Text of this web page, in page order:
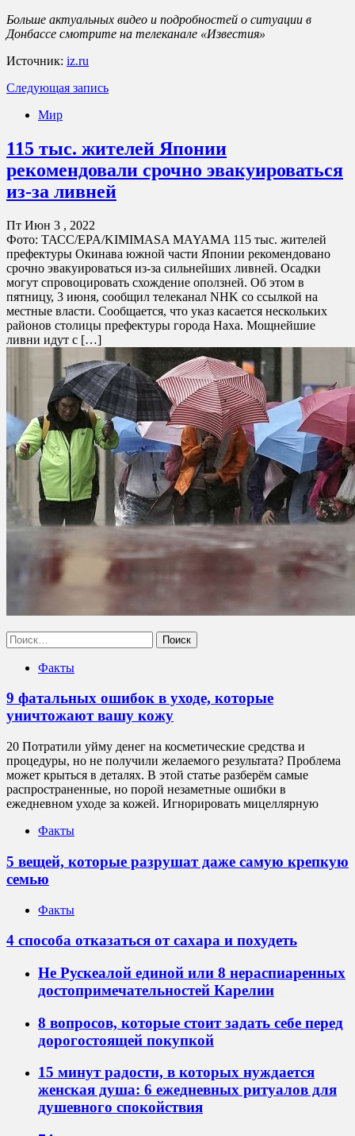
Больше актуальных видео и подробностей о ситуации в
Донбассе смотрите на телеканале «Известия»
Источник: iz.ru
Следующая запись
Мир
115 тыс. жителей Японии
рекомендовали срочно эвакуироваться
из-за ливней
Пт Июн 3 , 2022
Фото: ТАСС/EPA/KIMIMASA MAYAMA 115 тыс. жителей
префектуры Окинава южной части Японии рекомендовано
срочно эвакуироваться из-за сильнейших ливней. Осадки
могут спровоцировать схождение оползней. Об этом в
пятницу, 3 июня, сообщил телеканал NHK со ссылкой на
местные власти. Сообщается, что указ касается нескольких
районов столицы префектуры города Наха. Мощнейшие
ливни идут с […]
Найти:
Факты
9 фатальных ошибок в уходе, которые
уничтожают вашу кожу
20 Потратили уйму денег на косметические средства и
процедуры, но не получили желаемого результата? Проблема
может крыться в деталях. В этой статье разберём самые
распространенные, но порой незаметные ошибки в
ежедневном уходе за кожей. Игнорировать мицеллярную
Факты
5 вещей, которые разрушат даже самую крепкую
семью
Факты
4 способа отказаться от сахара и похудеть
Не Рускеалой единой или 8 нераспиаренных
достопримечательностей Карелии
8 вопросов, которые стоит задать себе перед
дорогостоящей покупкой
15 минут радости, в которых нуждается
женская душа: 6 ежедневных ритуалов для
душевного спокойствия